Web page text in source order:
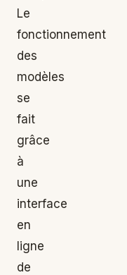
Le
fonctionnement
des
modèles
se
fait
grâce
à
une
interface
en
ligne
de